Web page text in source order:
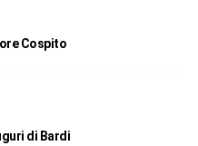
Cospito
di Bardi